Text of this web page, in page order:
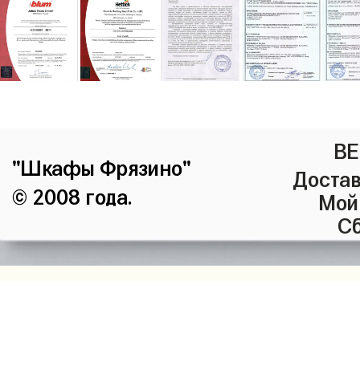
"Шкафы Фрязино"
© 2008 года.